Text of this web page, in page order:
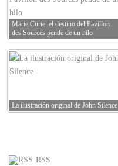
Marie Curie: el destino del Pavillon
des Sources pende de un hilo
La ilustración original de John Silence
RSS